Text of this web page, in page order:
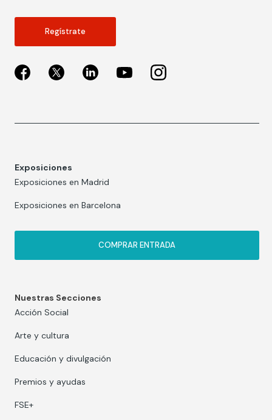
Regístrate
Exposiciones
Exposiciones en Madrid
Exposiciones en Barcelona
COMPRAR ENTRADA
Nuestras Secciones
Acción Social
Arte y cultura
Educación y divulgación
Premios y ayudas
FSE+